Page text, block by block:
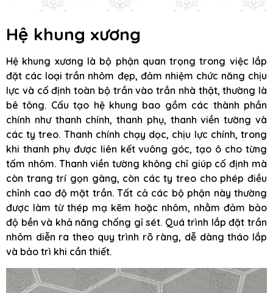
Hệ khung xương
Hệ khung xương là bộ phận quan trọng trong việc lắp
đặt các loại trần nhôm đẹp, đảm nhiệm chức năng chịu
lực và cố định toàn bộ trần vào trần nhà thật, thường là
bê tông. Cấu tạo hệ khung bao gồm các thành phần
chính như thanh chính, thanh phụ, thanh viền tường và
các ty treo. Thanh chính chạy dọc, chịu lực chính, trong
khi thanh phụ được liên kết vuông góc, tạo ô cho từng
tấm nhôm. Thanh viền tường không chỉ giúp cố định mà
còn trang trí gọn gàng, còn các ty treo cho phép điều
chỉnh cao độ mặt trần. Tất cả các bộ phận này thường
được làm từ thép mạ kẽm hoặc nhôm, nhằm đảm bảo
độ bền và khả năng chống gỉ sét. Quá trình lắp đặt trần
nhôm diễn ra theo quy trình rõ ràng, dễ dàng tháo lắp
và bảo trì khi cần thiết.